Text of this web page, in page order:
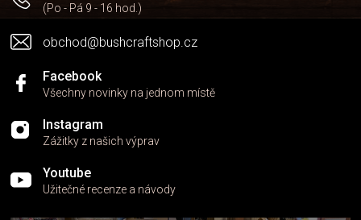
(Po - Pá 9 - 16 hod.)
obchod@bushcraftshop.cz
Facebook
Všechny novinky na jednom místě
Instagram
Zážitky z našich výprav
Youtube
Užitečné recenze a návody